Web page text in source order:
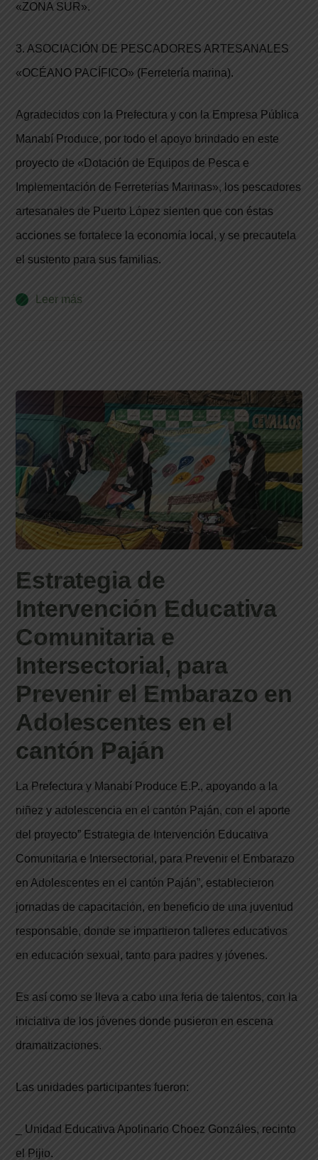
«ZONA SUR».
3. ASOCIACIÓN DE PESCADORES ARTESANALES
«OCÉANO PACÍFICO» (Ferretería marina).
Agradecidos con la Prefectura y con la Empresa Pública
Manabí Produce, por todo el apoyo brindado en este
proyecto de «Dotación de Equipos de Pesca e
Implementación de Ferreterías Marinas», los pescadores
artesanales de Puerto López sienten que con éstas
acciones se fortalece la economía local, y se precautela
el sustento para sus familias.
Leer más
Estrategia de
Intervención Educativa
Comunitaria e
Intersectorial, para
Prevenir el Embarazo en
Adolescentes en el
cantón Paján
La Prefectura y Manabí Produce E.P., apoyando a la
niñez y adolescencia en el cantón Paján, con el aporte
del proyecto” Estrategia de Intervención Educativa
Comunitaria e Intersectorial, para Prevenir el Embarazo
en Adolescentes en el cantón Paján”, establecieron
jornadas de capacitación, en beneficio de una juventud
responsable, donde se impartieron talleres educativos
en educación sexual, tanto para padres y jóvenes.
Es así como se lleva a cabo una feria de talentos, con la
iniciativa de los jóvenes donde pusieron en escena
dramatizaciones.
Las unidades participantes fueron:
_ Unidad Educativa Apolinario Choez Gonzáles, recinto
el Pijio.